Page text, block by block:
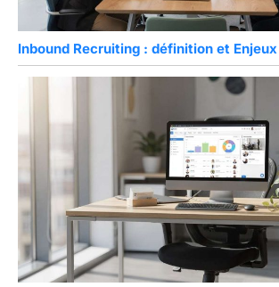
Inbound Recruiting : définition et Enjeux